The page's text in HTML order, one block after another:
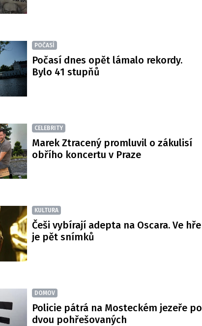
POČASÍ
Počasí dnes opět lámalo rekordy.
Bylo 41 stupňů
CELEBRITY
Marek Ztracený promluvil o zákulisí
obřího koncertu v Praze
KULTURA
Češi vybírají adepta na Oscara. Ve hře
je pět snímků
DOMOV
Policie pátrá na Mosteckém jezeře po
dvou pohřešovaných